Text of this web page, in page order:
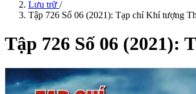
Lưu trữ /
Tập 726 Số 06 (2021): Tạp chí Khí tượng
Tập 726 Số 06 (2021):